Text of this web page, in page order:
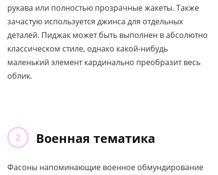
рукава или полностью прозрачные жакеты. Также
зачастую используется джинса для отдельных
деталей. Пиджак может быть выполнен в абсолютно
классическом стиле, однако какой-нибудь
маленький элемент кардинально преобразит весь
облик.
Военная тематика
Фасоны напоминающие военное обмундирование